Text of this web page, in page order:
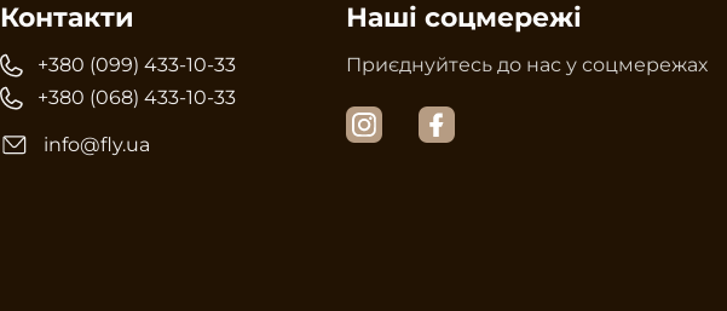
Контакти
+380 (099) 433-10-33
+380 (068) 433-10-33
info@fly.ua
Наші соцмережі
Приєднуйтесь до нас у соцмережах